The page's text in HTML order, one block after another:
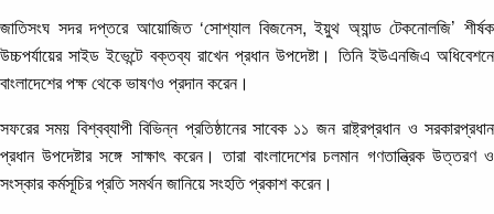
জাতিসংঘ সদর দপ্তরে আয়োজিত ‘সোশ্যাল বিজনেস, ইয়ুথ অ্যান্ড টেকনোলজি’ শীর্ষক
উচ্চপর্যায়ের সাইড ইভেন্টে বক্তব্য রাখেন প্রধান উপদেষ্টা। তিনি ইউএনজিএ অধিবেশনে
বাংলাদেশের পক্ষ থেকে ভাষণও প্রদান করেন।
সফরের সময় বিশ্বব্যাপী বিভিন্ন প্রতিষ্ঠানের সাবেক ১১ জন রাষ্ট্রপ্রধান ও সরকারপ্রধান
প্রধান উপদেষ্টার সঙ্গে সাক্ষাৎ করেন। তারা বাংলাদেশের চলমান গণতান্ত্রিক উত্তরণ ও
সংস্কার কর্মসূচির প্রতি সমর্থন জানিয়ে সংহতি প্রকাশ করেন।